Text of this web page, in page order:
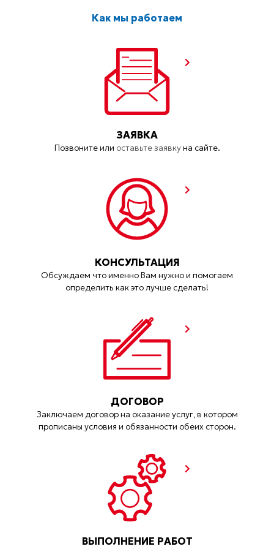
Как мы работаем
ЗАЯВКА
Позвоните или оставьте заявкуна сайте.
КОНСУЛЬТАЦИЯ
Обсуждаем что именно Вам нужно и помогаем
определить как это лучше сделать!
ДОГОВОР
Заключаем договор на оказание услуг, в котором
прописаны условия и обязанности обеих сторон.
ВЫПОЛНЕНИЕ РАБОТ